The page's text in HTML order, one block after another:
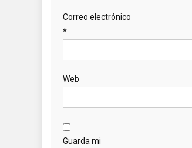
Correo electrónico
*
Web
Guarda mi